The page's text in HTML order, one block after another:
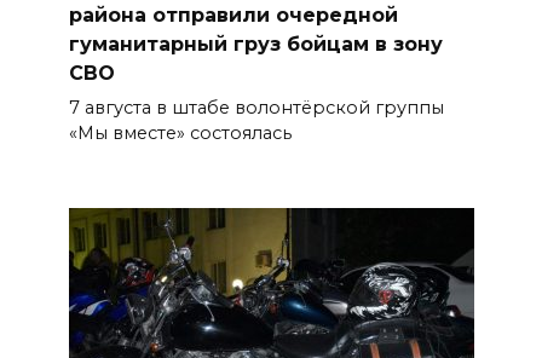
области продолжается
оздоровительная кампания
07 августа 2026 18:28
«Метеор» «Андрей Байков»
07 августа 2026 18:25
района отправили очередной
гуманитарный груз бойцам в зону
СВО
7 августа в штабе волонтёрской группы
«Мы вместе» состоялась